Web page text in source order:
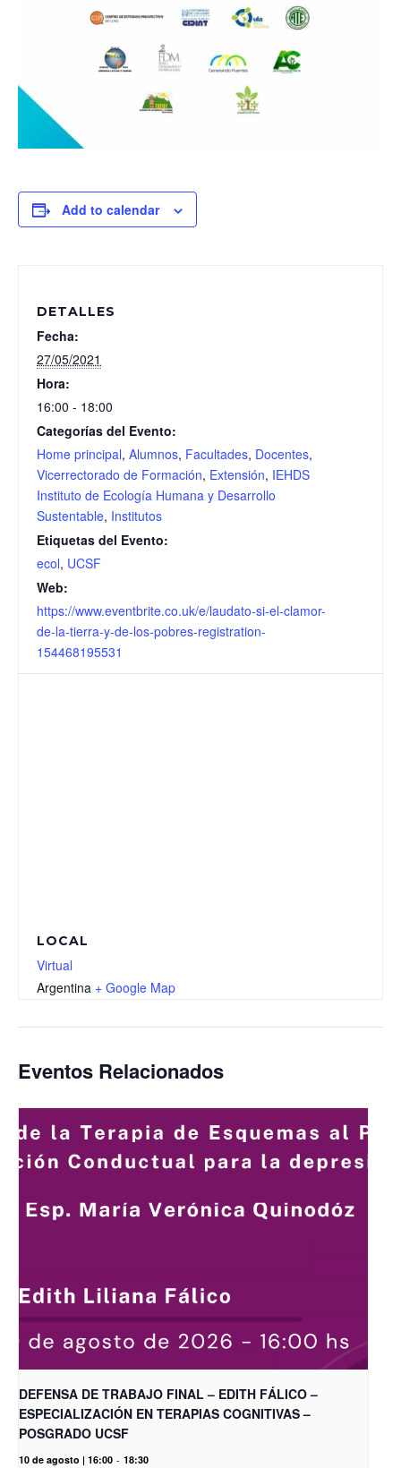
Add to calendar
DETALLES
Fecha:
27/05/2021
Hora:
16:00 - 18:00
Categorías del Evento:
Home principal, Alumnos, Facultades, Docentes,
Vicerrectorado de Formación, Extensión, IEHDS
Instituto de Ecología Humana y Desarrollo
Sustentable, Institutos
Etiquetas del Evento:
ecol, UCSF
Web:
https://www.eventbrite.co.uk/e/laudato-si-el-clamor-
de-la-tierra-y-de-los-pobres-registration-
154468195531
LOCAL
Virtual
Argentina + Google Map
Eventos Relacionados
DEFENSA DE TRABAJO FINAL – EDITH FÁLICO –
ESPECIALIZACIÓN EN TERAPIAS COGNITIVAS –
POSGRADO UCSF
10 de agosto | 16:00 - 18:30